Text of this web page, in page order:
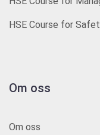
HSE Course for
Om oss
Om oss